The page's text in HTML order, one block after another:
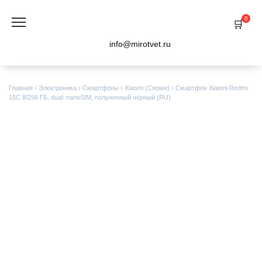
содержанию
info@mirotvet.ru
0
Главная › Электроника › Смартфоны › Xiaomi (Сяоми) › Смартфон Xiaomi Redmi
15C 8/256 ГБ, dual: nanoSIM, полуночный чёрный (RU)